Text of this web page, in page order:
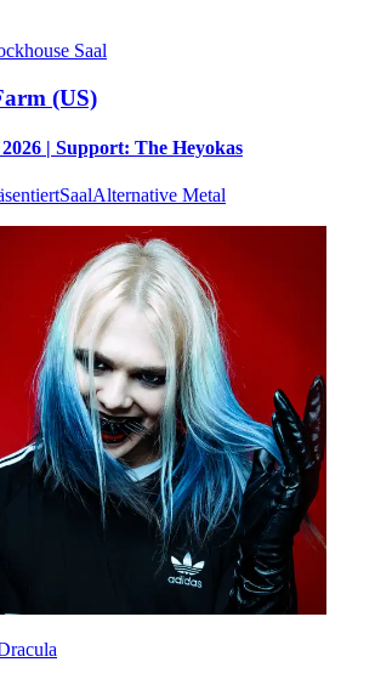
Saal
(US)
| Support: The Heyokas
SaalAlternative Metal